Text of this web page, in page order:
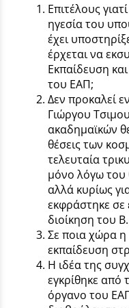
Επιτέλους
ηγεσία του
έχει
έρχεται να
Εκπαίδευση
του ΕΑΠ;
Δεν προκαλεί
Γιώργου
ακαδημαϊκών
θέσεις των
τελευταία
μόνο λόγω του
αλλά κυρίως
εκφράστηκε σε
διοίκηση του
Σε ποια χώρα η
εκπαίδευση
Η ιδέα της
εγκρίθηκε από
όργανο του